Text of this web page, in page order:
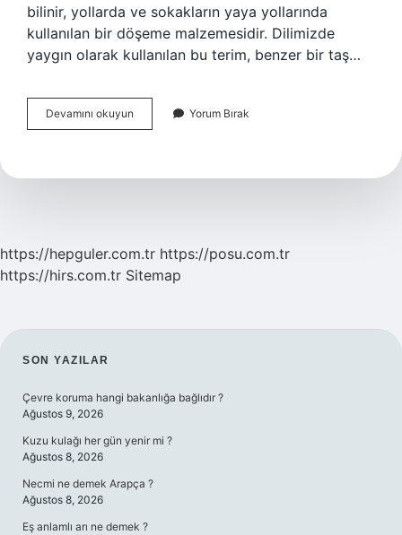
bilinir, yollarda ve sokakların yaya yollarında
kullanılan bir döşeme malzemesidir. Dilimizde
yaygın olarak kullanılan bu terim, benzer bir taş…
Devamını okuyun
Kaldırımı
Yazılır
Yorum Bırak
https://hepguler.com.tr https://posu.com.tr
https://hirs.com.tr Sitemap
SIDEBAR
SON YAZILAR
Çevre koruma hangi bakanlığa bağlıdır ?
Ağustos 9, 2026
Kuzu kulağı her gün yenir mi ?
Ağustos 8, 2026
Necmi ne demek Arapça ?
Ağustos 8, 2026
Eş anlamlı arı ne demek ?